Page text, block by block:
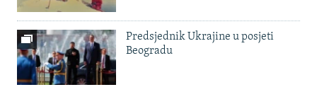
Predsjednik Ukrajine u posjeti
Beogradu